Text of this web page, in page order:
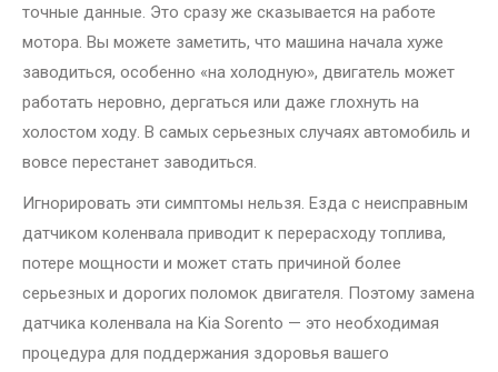
точные данные. Это сразу же сказывается на работе
мотора. Вы можете заметить, что машина начала хуже
заводиться, особенно «на холодную», двигатель может
работать неровно, дергаться или даже глохнуть на
холостом ходу. В самых серьезных случаях автомобиль и
вовсе перестанет заводиться.
Игнорировать эти симптомы нельзя. Езда с неисправным
датчиком коленвала приводит к перерасходу топлива,
потере мощности и может стать причиной более
серьезных и дорогих поломок двигателя. Поэтому замена
датчика коленвала на Kia Sorento — это необходимая
процедура для поддержания здоровья вашего